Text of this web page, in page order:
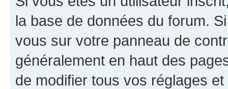
la base de données du forum.
vous sur votre panneau de
généralement en haut des
de modifier tous vos réglages